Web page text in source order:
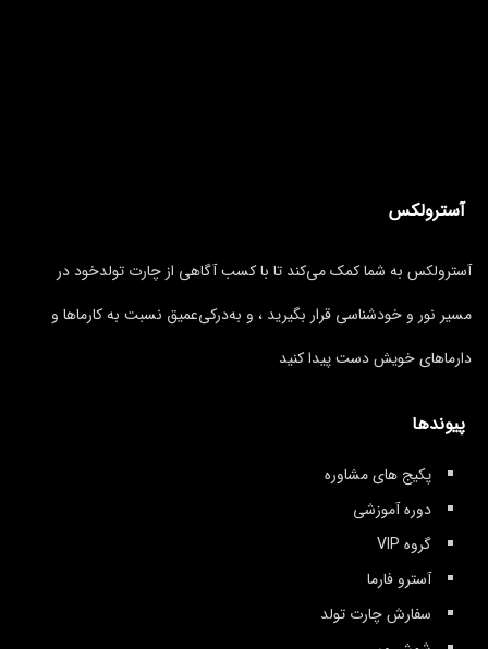
آسترولکس
آسترولکس به شما کمک می‌کند تا با کسب آگاهی از چارت تولدخود در
مسیر نور و خودشناسی قرار بگیرید ، و به‌درکی‌عمیق نسبت به کارماها و
دارماهای خویش دست پیدا کنید
پیوندها
پکیج های مشاوره
دوره آموزشی
گروه VIP
آسترو فارما
سفارش چارت تولد